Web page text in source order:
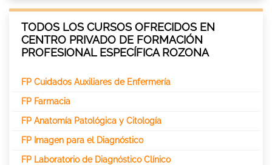
TODOS LOS CURSOS OFRECIDOS EN
CENTRO PRIVADO DE FORMACIÓN
PROFESIONAL ESPECÍFICA ROZONA
FP Cuidados Auxiliares de Enfermería
FP Farmacia
FP Anatomía Patológica y Citología
FP Imagen para el Diagnóstico
FP Laboratorio de Diagnóstico Clínico